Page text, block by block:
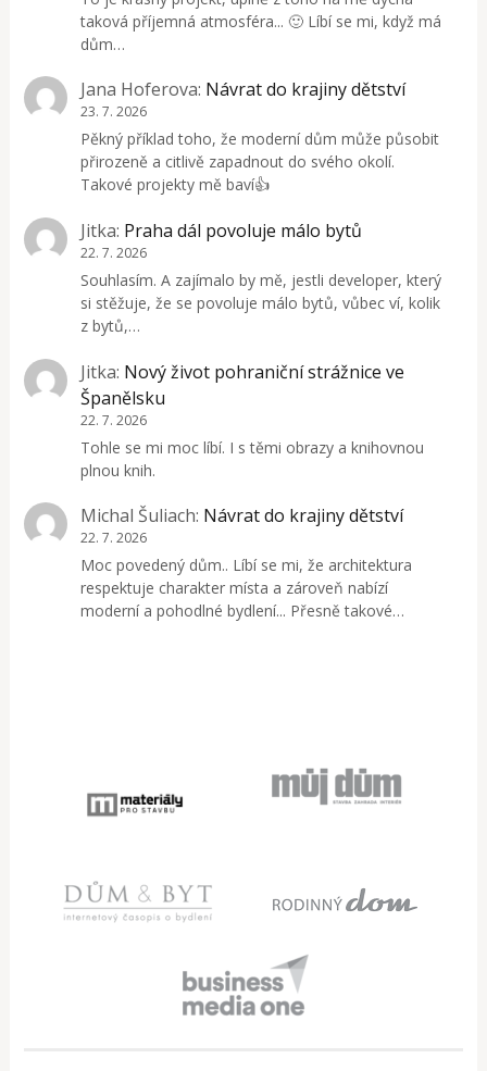
taková příjemná atmosféra... 🙂 Líbí se mi, když má
dům…
Jana Hoferova: Návrat do krajiny dětství
23. 7. 2026
Pěkný příklad toho, že moderní dům může působit
přirozeně a citlivě zapadnout do svého okolí.
Takové projekty mě baví👍
Jitka: Praha dál povoluje málo bytů
22. 7. 2026
Souhlasím. A zajímalo by mě, jestli developer, který
si stěžuje, že se povoluje málo bytů, vůbec ví, kolik
z bytů,…
Jitka: Nový život pohraniční strážnice ve
Španělsku
22. 7. 2026
Tohle se mi moc líbí. I s těmi obrazy a knihovnou
plnou knih.
Michal Šuliach: Návrat do krajiny dětství
22. 7. 2026
Moc povedený dům.. Líbí se mi, že architektura
respektuje charakter místa a zároveň nabízí
moderní a pohodlné bydlení... Přesně takové…